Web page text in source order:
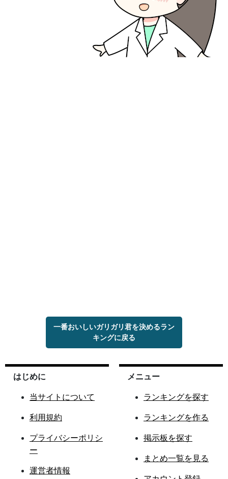
一番おいしいガリガリ君を決めるラン
キングに戻る
はじめに
当サイトについて
利用規約
プライバシーポリシ
ー
運営者情報
メニュー
ランキングを探す
ランキングを作る
掲示板を探す
まとめ一覧を見る